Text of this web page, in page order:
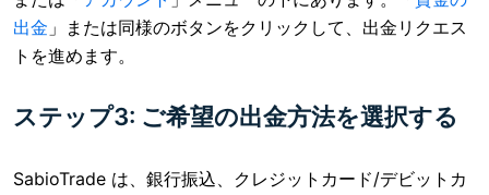
出金 」または同様のボタンをクリックして 、出金リクエス
トを進めます。
ステップ3: ご希望の出金方法を選択する
SabioTrade は、銀行振込、クレジットカード/デビットカ